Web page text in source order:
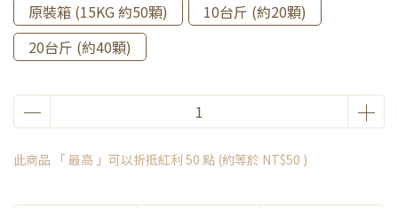
原裝箱 (15KG 約50顆)
10台斤 (約20顆)
20台斤 (約40顆)
此商品 「 最高 」可以折抵紅利 50 點 (約等於 NT$50 )